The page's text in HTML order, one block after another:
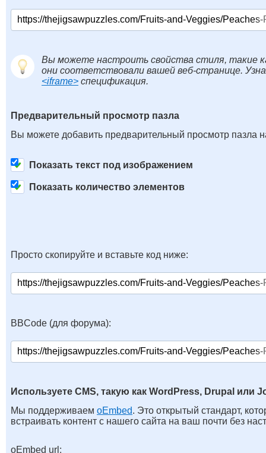
Вы можете настроить свойства стиля, такие
они соответствовали вашей веб-странице.
<iframe> спецификация.
Предварительный просмотр пазла
Вы можете добавить предварительный просмотр пазла
Показать текст под изображением
Показать количество элементов
Просто скопируйте и вставьте код ниже:
BBCode (для форума):
Используете CMS, такую как WordPress, Drupal или
Мы поддерживаем oEmbed. Это открытый стандарт,
встраивать контент с нашего сайта на ваш почти без
oEmbed url: